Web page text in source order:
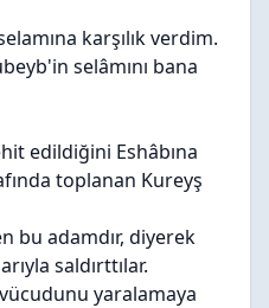
karşılık verdim.
selâmını bana
edildiğini Eshâbına
toplanan Kureyş
bu adamdır, diyerek
saldırttılar.
yaralamaya